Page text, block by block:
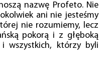
nazwę Profeto. Nie
ani nie jesteśmy
nie rozumiemy, lecz
pokorą i z głęboką
wszystkich, którzy byli